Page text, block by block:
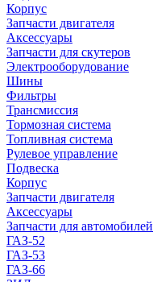
Корпус
Запчасти двигателя
Аксессуары
Запчасти для скутеров
Электрооборудование
Шины
Фильтры
Трансмиссия
Тормозная система
Топливная система
Рулевое управление
Подвеска
Корпус
Запчасти двигателя
Аксессуары
Запчасти для автомобилей
ГАЗ-52
ГАЗ-53
ГАЗ-66